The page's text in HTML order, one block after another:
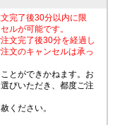
完了後30分以内に限
ルが可能です。
文完了後30分を経過し
文のキャンセルは承っ
とができかねます。お
びいただき、都度ご注
ください。